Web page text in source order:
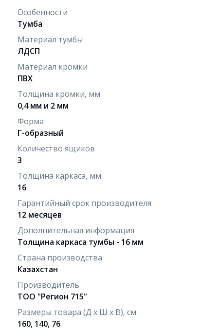
Особенности
Тумба
Материал тумбы
ЛДСП
Материал кромки
ПВХ
Толщина кромки, мм
0,4 мм и 2 мм
Форма
Г-образный
Количество ящиков
3
Толщина каркаса, мм
16
Гарантийный срок производителя
12 месяцев
Дополнительная информация
Толщина каркаса тумбы - 16 мм
Страна производства
Казахстан
Производитель
ТОО "Регион 715"
Размеры товара (Д х Ш х В), см
160, 140, 76